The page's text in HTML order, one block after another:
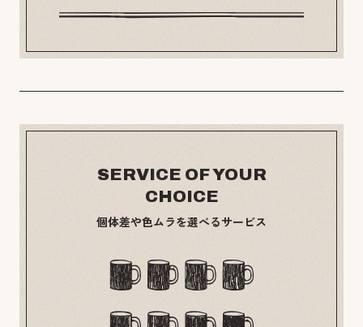
SERVICE OF YOUR
CHOICE
個体差や色ムラを選べるサービス